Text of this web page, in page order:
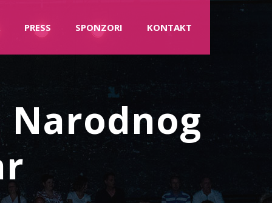
PRESS SPONZORI KONTAKT
Narodnog